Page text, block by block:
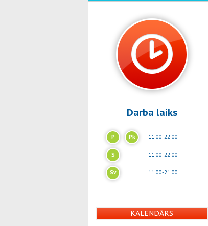
Darba laiks
P - Pk 11:00-22:00
S 11:00-22:00
Sv 11:00-21:00
KALENDĀRS